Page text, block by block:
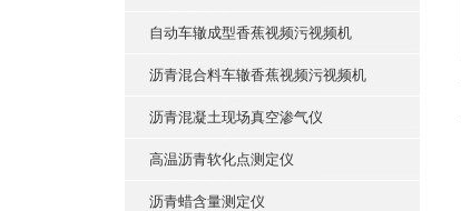
自动车辙成型香蕉视频污视频机
沥青混合料车辙香蕉视频污视频机
沥青混凝土现场真空渗气仪
高温沥青软化点测定仪
沥青蜡含量测定仪